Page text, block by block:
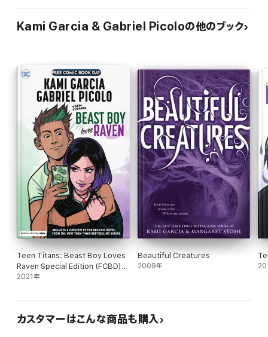
Kami Garcia & Gabriel Picoloの他のブック
Teen Titans: Beast Boy Loves
Raven Special Edition (FCBD)
(2021) #1
2021年
Beautiful Creatures
2009年
カスタマーはこんな商品も購入